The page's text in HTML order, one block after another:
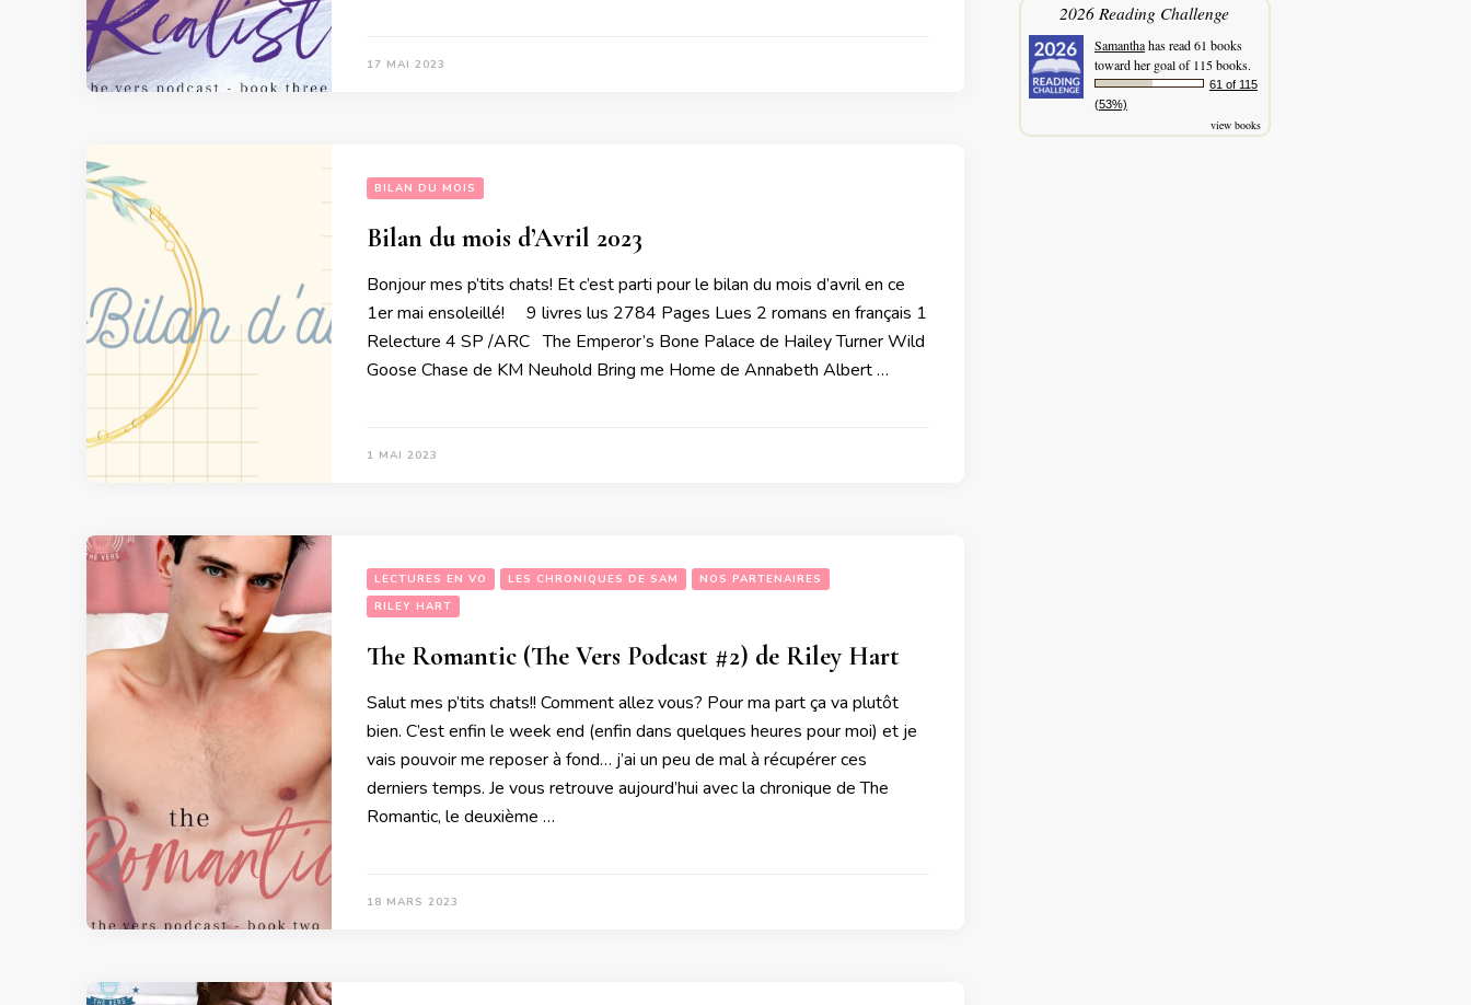
17 MAI 2023
BILAN DU MOIS
Bilan du mois d’Avril 2023
Bonjour mes p’tits chats! Et c’est parti pour le bilan du mois d’avril en ce
1er mai ensoleillé! 9 livres lus 2784 Pages Lues 2 romans en français 1
Relecture 4 SP /ARC The Emperor’s Bone Palace de Hailey Turner Wild
Goose Chase de KM Neuhold Bring me Home de Annabeth Albert …
1 MAI 2023
LECTURES EN VO LES CHRONIQUES DE SAM
NOS PARTENAIRES
RILEY HART
The Romantic (The Vers Podcast #2) de Riley Hart
Salut mes p’tits chats!! Comment allez vous? Pour ma part ça va plutôt
bien. C’est enfin le week end (enfin dans quelques heures pour moi) et je
vais pouvoir me reposer à fond… j’ai un peu de mal à récupérer ces
derniers temps. Je vous retrouve aujourd’hui avec la chronique de The
Romantic, le deuxième …
18 MARS 2023
2026 Reading Challenge
Samanthahas read 61 books
toward her goal of 115 books.
61 of 115
(53%)
view books